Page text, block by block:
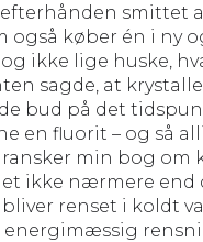
smittet
også køber én i ny
ikke lige huske,
sagde, at
bud på det
en fluorit – og så
min bog om
ikke nærmere end
renset i koldt
energimæssig